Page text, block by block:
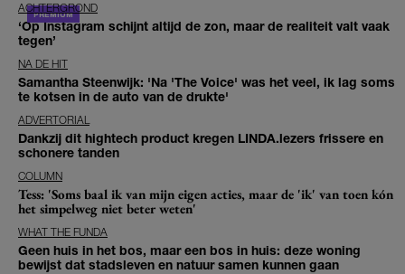
ACHTERGROND
‘Op Instagram schijnt altijd de zon, maar de realiteit valt vaak
tegen’
NA DE HIT
Samantha Steenwijk: 'Na 'The Voice' was het veel, ik lag soms
te kotsen in de auto van de drukte'
ADVERTORIAL
Dankzij dit hightech product kregen LINDA.lezers frissere en
schonere tanden
COLUMN
Tess: 'Soms baal ik van mijn eigen acties, maar de 'ik' van toen kón
het simpelweg niet beter weten'
WHAT THE FUNDA
Geen huis in het bos, maar een bos in huis: deze woning
bewijst dat stadsleven en natuur samen kunnen gaan